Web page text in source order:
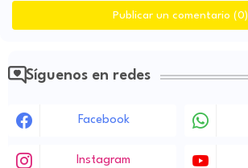
Publicar un comentario (0)
Síguenos en redes
Facebook
Instagram